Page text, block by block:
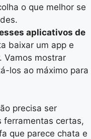
o que melhor se
aplicativos de
baixar um app e
Vamos mostrar
los ao máximo para
precisa ser
ferramentas certas,
que parece chata e